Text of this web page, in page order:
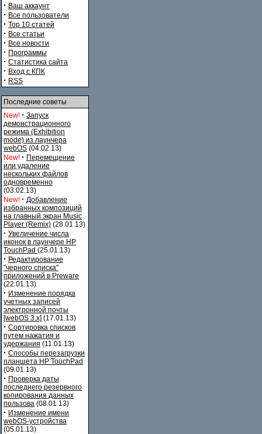
· Ваш аккаунт
· Все пользователи
· Top 10 статей
· Все статьи
· Все новости
· Программы
· Статистика сайта
· Вход с КПК
· RSS
Последние советы
New! · Запуск
демонстрационного
режима (Exhibition
mode) из лаунчера
webOS (04.02.13)
New! · Перемещение
или удаление
нескольких файлов
одновременно
(03.02.13)
New! · Добавление
избранных композиций
на главный экран Music
Player (Remix) (28.01.13)
· Увеличение числа
иконок в лаунчере HP
TouchPad (25.01.13)
· Редактирование
"черного списка"
приложений в Preware
(22.01.13)
· Изменение порядка
учетных записей
электронной почты
[webOS 3.x] (17.01.13)
· Сортировка списков
путем нажатия и
удержания (11.01.13)
· Способы перезагрузки
планшета HP TouchPad
(09.01.13)
· Проверка даты
последнего резервного
копирования данных
пользова (08.01.13)
· Изменение имени
webOS-устройства
(05.01.13)